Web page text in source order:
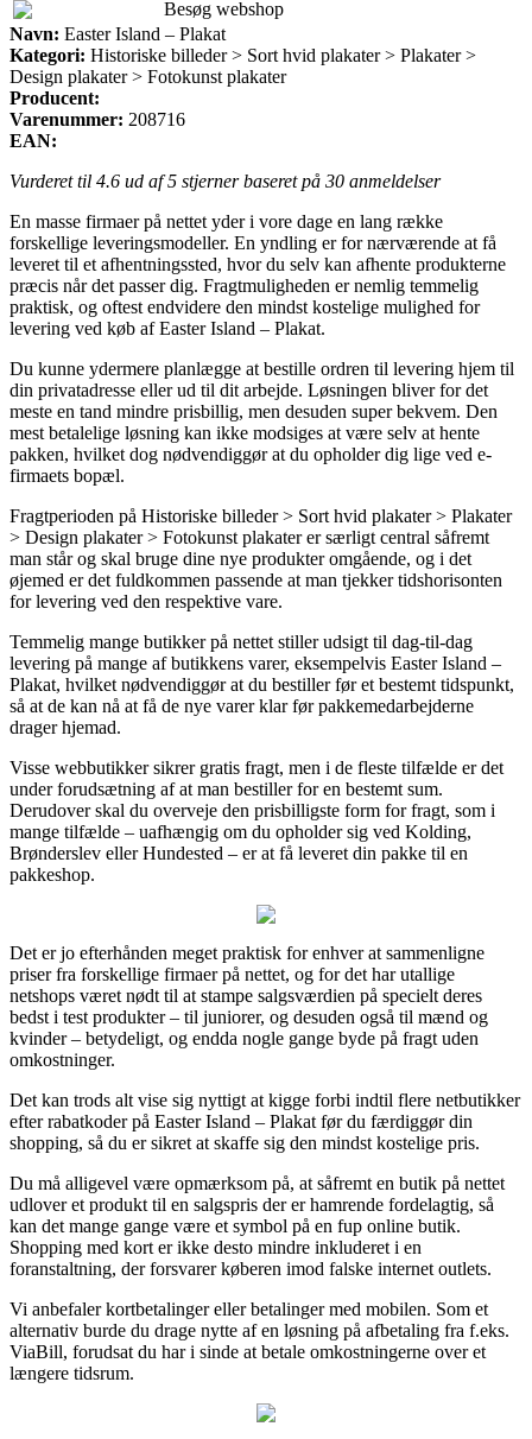
Besøg webshop
Navn: Easter Island – Plakat
Kategori: Historiske billeder > Sort hvid plakater > Plakater >
Design plakater > Fotokunst plakater
Producent:
Varenummer: 208716
EAN:
Vurderet til 4.6 ud af 5 stjerner baseret på 30 anmeldelser
En masse firmaer på nettet yder i vore dage en lang række
forskellige leveringsmodeller. En yndling er for nærværende at få
leveret til et afhentningssted, hvor du selv kan afhente produkterne
præcis når det passer dig. Fragtmuligheden er nemlig temmelig
praktisk, og oftest endvidere den mindst kostelige mulighed for
levering ved køb af Easter Island – Plakat.
Du kunne ydermere planlægge at bestille ordren til levering hjem til
din privatadresse eller ud til dit arbejde. Løsningen bliver for det
meste en tand mindre prisbillig, men desuden super bekvem. Den
mest betalelige løsning kan ikke modsiges at være selv at hente
pakken, hvilket dog nødvendiggør at du opholder dig lige ved e-
firmaets bopæl.
Fragtperioden på Historiske billeder > Sort hvid plakater > Plakater
> Design plakater > Fotokunst plakater er særligt central såfremt
man står og skal bruge dine nye produkter omgående, og i det
øjemed er det fuldkommen passende at man tjekker tidshorisonten
for levering ved den respektive vare.
Temmelig mange butikker på nettet stiller udsigt til dag-til-dag
levering på mange af butikkens varer, eksempelvis Easter Island –
Plakat, hvilket nødvendiggør at du bestiller før et bestemt tidspunkt,
så at de kan nå at få de nye varer klar før pakkemedarbejderne
drager hjemad.
Visse webbutikker sikrer gratis fragt, men i de fleste tilfælde er det
under forudsætning af at man bestiller for en bestemt sum.
Derudover skal du overveje den prisbilligste form for fragt, som i
mange tilfælde – uafhængig om du opholder sig ved Kolding,
Brønderslev eller Hundested – er at få leveret din pakke til en
pakkeshop.
Det er jo efterhånden meget praktisk for enhver at sammenligne
priser fra forskellige firmaer på nettet, og for det har utallige
netshops været nødt til at stampe salgsværdien på specielt deres
bedst i test produkter – til juniorer, og desuden også til mænd og
kvinder – betydeligt, og endda nogle gange byde på fragt uden
omkostninger.
Det kan trods alt vise sig nyttigt at kigge forbi indtil flere netbutikker
efter rabatkoder på Easter Island – Plakat før du færdiggør din
shopping, så du er sikret at skaffe sig den mindst kostelige pris.
Du må alligevel være opmærksom på, at såfremt en butik på nettet
udlover et produkt til en salgspris der er hamrende fordelagtig, så
kan det mange gange være et symbol på en fup online butik.
Shopping med kort er ikke desto mindre inkluderet i en
foranstaltning, der forsvarer køberen imod falske internet outlets.
Vi anbefaler kortbetalinger eller betalinger med mobilen. Som et
alternativ burde du drage nytte af en løsning på afbetaling fra f.eks.
ViaBill, forudsat du har i sinde at betale omkostningerne over et
længere tidsrum.